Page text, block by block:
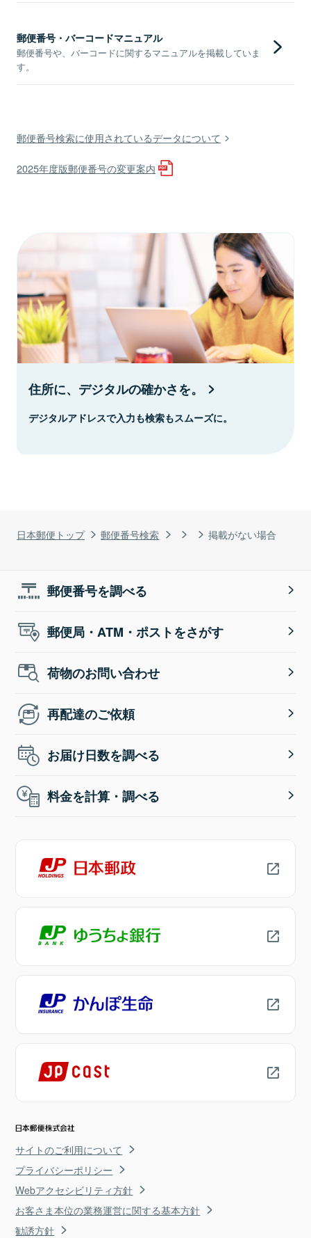
日本郵便トップ 郵便番号検索 掲載がない場合
郵便番号・バーコードマニュアル
郵便番号や、バーコードに関するマニュアルを掲載していま
す。
郵便番号検索に使用されているデータについて
2025年度版郵便番号の変更案内
住所に、デジタルの確かさを。
デジタルアドレスで入力も検索もスムーズに。
郵便番号を調べる
郵便局・ATM・ポストをさがす
荷物のお問い合わせ
再配達のご依頼
お届け日数を調べる
料金を計算・調べる
サイトのご利用について
プライバシーポリシー
Webアクセシビリティ方針
お客さま本位の業務運営に関する基本方針
勧誘方針